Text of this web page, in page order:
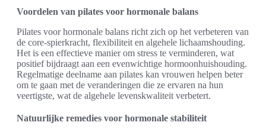
Voordelen van pilates voor hormonale balans
Pilates voor hormonale balans richt zich op het verbeteren van
de core-spierkracht, flexibiliteit en algehele lichaamshouding.
Het is een effectieve manier om stress te verminderen, wat
positief bijdraagt aan een evenwichtige hormoonhuishouding.
Regelmatige deelname aan pilates kan vrouwen helpen beter
om te gaan met de veranderingen die ze ervaren na hun
veertigste, wat de algehele levenskwaliteit verbetert.
Natuurlijke remedies voor hormonale stabiliteit